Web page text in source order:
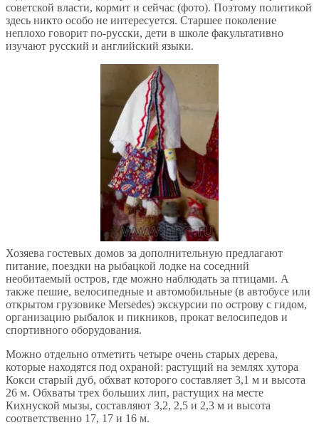
советской власти, кормит и сейчас (фото). Поэтому политикой
здесь никто особо не интересуется. Старшее поколение
неплохо говорит по-русски, дети в школе факультативно
изучают русский и английский языки.
Хозяева гостевых домов за дополнительную предлагают
питание, поездки на рыбацкой лодке на соседний
необитаемый остров, где можно наблюдать за птицами. А
также пешие, велосипедные и автомобильные (в автобусе или
открытом грузовике Mersedes) экскурсии по острову c гидом,
организацию рыбалок и пикников, прокат велосипедов и
спортивного оборудования.
Можно отдельно отметить четыре очень старых дерева,
которые находятся под охраной: растущий на землях хутора
Кокси старый дуб, обхват которого составляет 3,1 м и высота
26 м. Обхваты трех больших лип, растущих на месте
Кихнуской мызы, составляют 3,2, 2,5 и 2,3 м и высота
соответственно 17, 17 и 16 м.